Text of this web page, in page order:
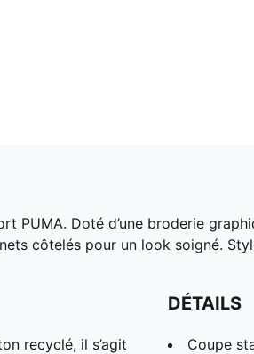
Doté d’une broderie
côtelés pour un look soigné.
recyclé, il s’agit
DÉTAILS
Coupe